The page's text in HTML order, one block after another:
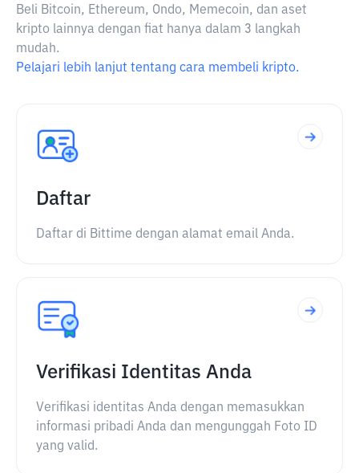
Beli Bitcoin, Ethereum, Ondo, Memecoin, dan aset
kripto lainnya dengan fiat hanya dalam 3 langkah
mudah.
Pelajari lebih lanjut tentang cara membeli kripto.
Daftar
Daftar di Bittime dengan alamat email Anda.
Verifikasi Identitas Anda
Verifikasi identitas Anda dengan memasukkan
informasi pribadi Anda dan mengunggah Foto ID
yang valid.